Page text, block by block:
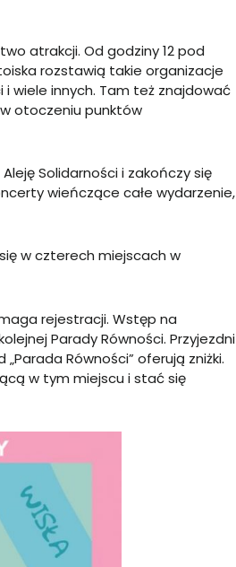
atrakcji. Od godziny 12 pod
rozstawią takie organizacje
wiele innych. Tam też znajdować
otoczeniu punktów
Solidarności i zakończy się
wieńczące całe wydarzenie,
w czterech miejscach w
rejestracji. Wstęp na
Parady Równości. Przyjezdni
Równości” oferują zniżki.
w tym miejscu i stać się